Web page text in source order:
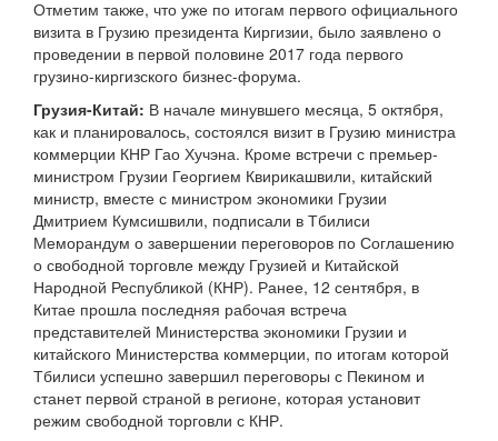
Отметим также, что уже по итогам первого официального
визита в Грузию президента Киргизии, было заявлено о
проведении в первой половине 2017 года первого
грузино-киргизского бизнес-форума.
Грузия-Китай: В начале минувшего месяца, 5 октября,
как и планировалось, состоялся визит в Грузию министра
коммерции КНР Гао Хучэна. Кроме встречи с премьер-
министром Грузии Георгием Квирикашвили, китайский
министр, вместе с министром экономики Грузии
Дмитрием Кумсишвили, подписали в Тбилиси
Меморандум о завершении переговоров по Соглашению
о свободной торговле между Грузией и Китайской
Народной Республикой (КНР). Ранее, 12 сентября, в
Китае прошла последняя рабочая встреча
представителей Министерства экономики Грузии и
китайского Министерства коммерции, по итогам которой
Тбилиси успешно завершил переговоры с Пекином и
станет первой страной в регионе, которая установит
режим свободной торговли с КНР.